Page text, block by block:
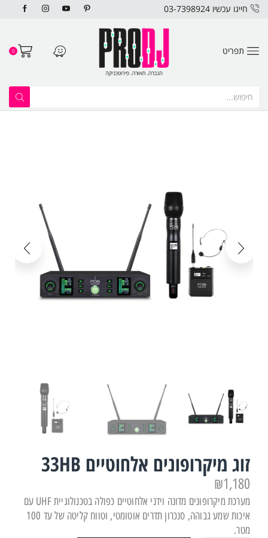
חייגו עכשיו 03-7398924
תפריט 0
זוג מיקרופונים אלחוטיים 33HB
₪1,180
מערכת מיקרופונים מדונה וידני אלחוטיים כפולה בטכנולוגיית UHF עם
איכות שמע גבוהה, סנכרון תדרים אוטומטי, וטווח קליטה של עד 100
מטר.